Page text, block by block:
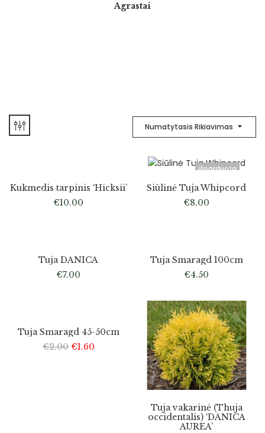
Agrastai
Numatytasis Rikiavimas
Kukmedis tarpinis ‘Hicksii’
€10.00
Išparduota
Siūlinė Tuja Whipcord
€8.00
Tuja DANICA
€7.00
Tuja Smaragd 100cm
€4.50
Tuja Smaragd 45-50cm
€2.00 €1.60
Tuja vakarinė (Thuja
occidentalis) ‘DANICA
AUREA’